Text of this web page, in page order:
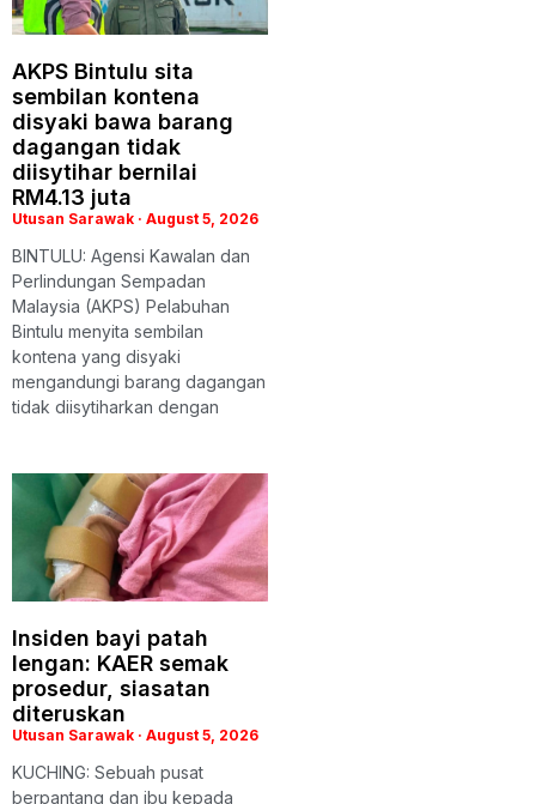
AKPS Bintulu sita
sembilan kontena
disyaki bawa barang
dagangan tidak
diisytihar bernilai
RM4.13 juta
Utusan Sarawak August 5, 2026
BINTULU: Agensi Kawalan dan
Perlindungan Sempadan
Malaysia (AKPS) Pelabuhan
Bintulu menyita sembilan
kontena yang disyaki
mengandungi barang dagangan
tidak diisytiharkan dengan
Insiden bayi patah
lengan: KAER semak
prosedur, siasatan
diteruskan
Utusan Sarawak August 5, 2026
KUCHING: Sebuah pusat
berpantang dan ibu kepada